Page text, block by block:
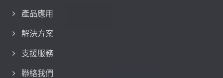
產品應用
解決方案
支援服務
聯絡我們